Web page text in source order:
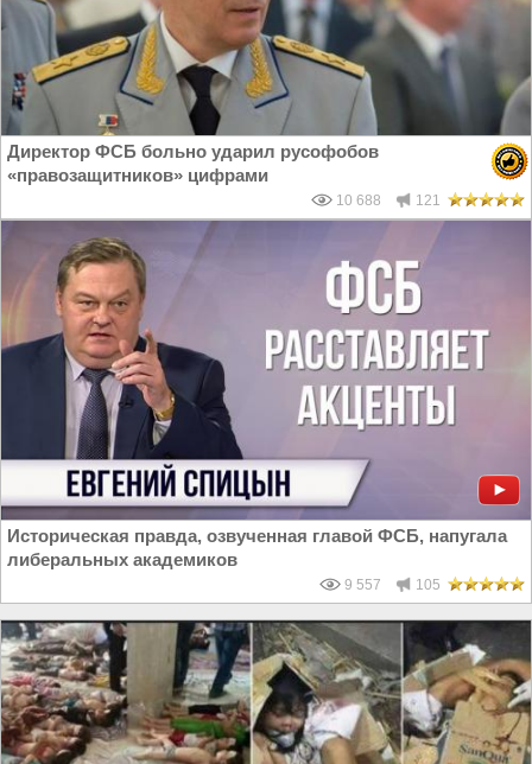
Директор ФСБ больно ударил русофобов
«правозащитников» цифрами
10 688 121
Историческая правда, озвученная главой ФСБ, напугала
либеральных академиков
9 557 105